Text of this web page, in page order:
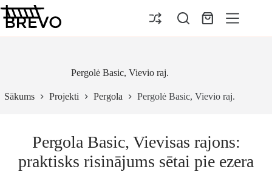
Pāriet
uz
saturu
Iepirkumu
Pergolė Basic, Vievio raj.
Sākums Projekti Pergola Pergolė Basic, Vievio raj.
Pergola Basic, Vievisas rajons:
praktisks risinājums sētai pie ezera